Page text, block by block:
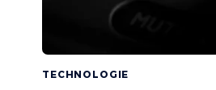
TECHNOLOGIE